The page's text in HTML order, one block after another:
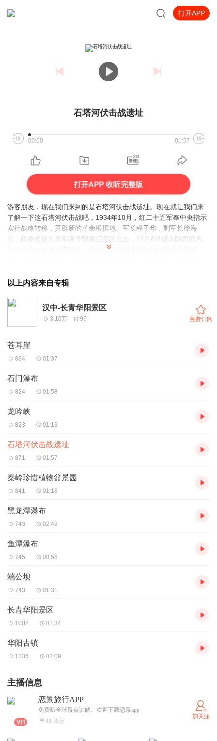
打开APP
石塔河伏击战遗址
00:00 01:57
打开APP 收听完整版
游客朋友，现在我们来到的是石塔河伏击战遗址。现在就让我们来
了解一下这石塔河伏击战吧，1934年10月，红二十五军奉中央指示
实行战略转移，开辟新的革命根据地。军长程子华，副军长徐海
东，政委吴焕先率部离开鄂豫皖苏区北上，12月8日进入陕西境内。
红二十五军先后攻克镇安、柞水，1935年3月3日和4日又占领宁
南返回15华里，在石塔寺附近设伏。当天中午，敌警备二旅两个团
个多营，毙伤敌200余人，俘敌团长以下400多人，缴获长短枪500
余支。敌旅长张飞生带伤逃命。石塔河伏击战后，红二十五军在洋
县华阳建立了革命根据地，石塔河谷伏击地也就成了今日伏击战旧
旅行APP的在线导游，希望我的讲解能让您受益。
以上内容来自专辑
汉中-长青华阳景区
3.10万 96 免费订阅
苍耳崖
884 01:37
石门瀑布
824 01:58
龙吟峡
823 01:13
石塔河伏击战遗址
871 01:57
秦岭珍惜植物盆景园
841 01:18
黑龙潭瀑布
743 02:49
鱼潭瀑布
745 00:58
端公坝
743 01:31
长青华阳景区
1002 01:34
华阳古镇
1336 02:09
主播信息
恋景旅行APP
免费听全球景点讲解。欢迎下载恋景app
48.30万
加关注